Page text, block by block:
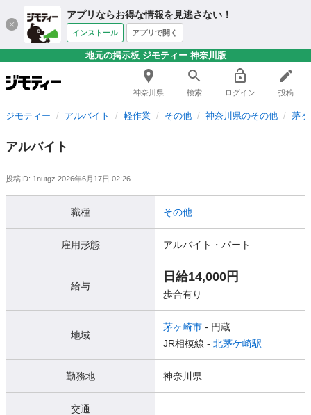
アプリならお得な情報を見逃さない！
インストール アプリで開く
地元の掲示板 ジモティー 神奈川版
神奈川県 検索 ログイン 投稿
ジモティー アルバイト 軽作業 その他 神奈川県のその他 茅
アルバイト
投稿ID: 1nutgz 2026年6月17日 02:26
職種 その他
雇用形態 アルバイト・パート
給与
日給14,000円
歩合有り
地域
茅ヶ崎市 - 円蔵
JR相模線 - 北茅ケ崎駅
勤務地 神奈川県
交通